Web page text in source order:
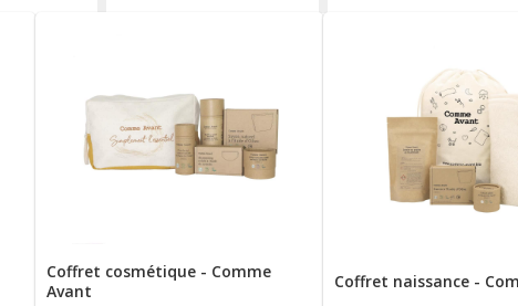
Coffret cosmétique - Comme
Avant
Coffret naissance -